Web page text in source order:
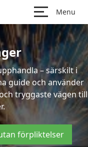
Menu
– särskilt i
guide och använder
tryggaste vägen till
förpliktelser